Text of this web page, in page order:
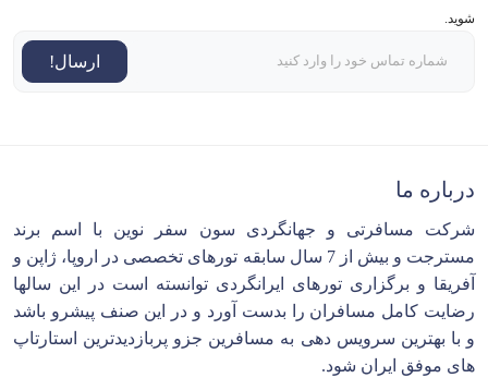
شوید.
ارسال!
درباره ما
شرکت مسافرتی و جهانگردی سون سفر نوین با اسم برند
مسترجت و بیش از 7 سال سابقه تورهای تخصصی در اروپا، ژاپن و
آفریقا و برگزاری تورهای ایرانگردی توانسته است در این سالها
رضایت کامل مسافران را بدست آورد و در این صنف پیشرو باشد
و با بهترین سرویس دهی به مسافرین جزو پربازدیدترین استارتاپ
های موفق ایران شود.